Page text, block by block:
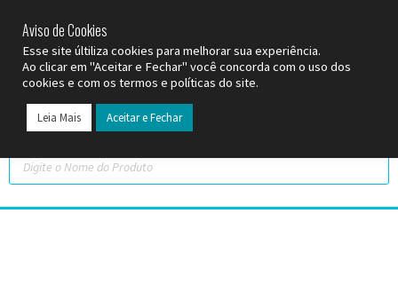
Aviso de Cookies
Esse site últiliza cookies para melhorar sua experiência.
Ao clicar em "Aceitar e Fechar" você concorda com o uso dos
cookies e com os termos e políticas do site.
Leia Mais Aceitar e Fechar